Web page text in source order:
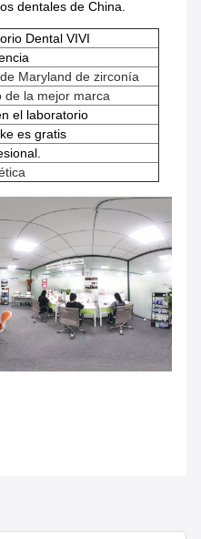
dentales de China.
Dental VIVI
Maryland de zirconía
de la mejor marca
el laboratorio
es gratis